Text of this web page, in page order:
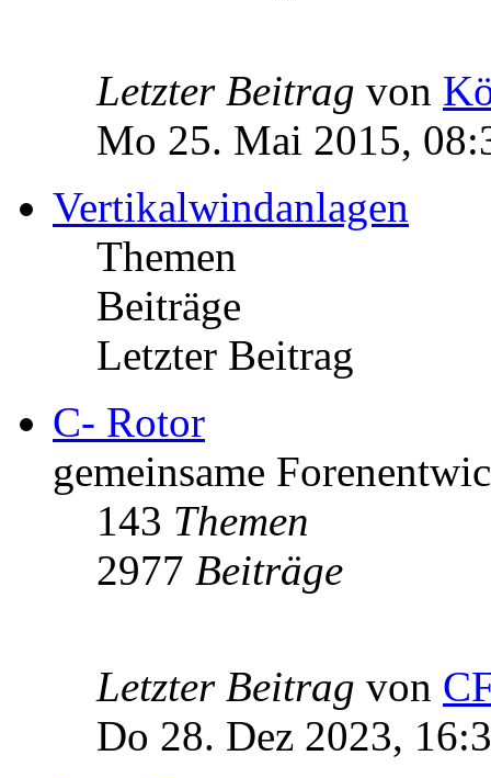
Letzter Beitrag von
Mo 25. Mai 2015,
Vertikalwindanlagen
Themen
Beiträge
Letzter Beitrag
C- Rotor
gemeinsame
143 Themen
2977 Beiträge
Letzter Beitrag von
Do 28. Dez 2023,